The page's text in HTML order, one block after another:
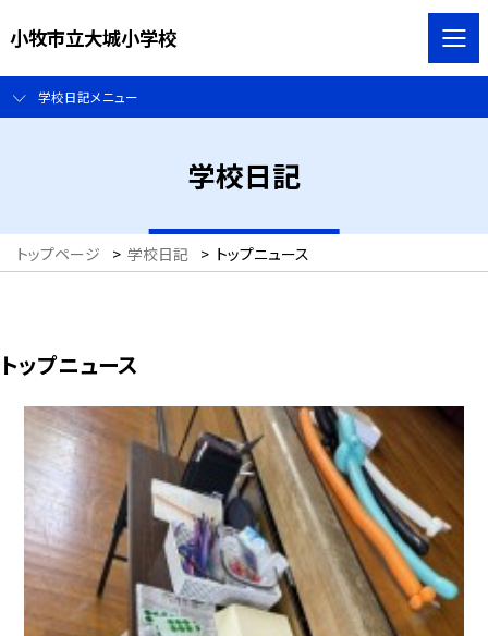
小牧市立大城小学校
学校日記メニュー
学校日記
トップページ > 学校日記 > トップニュース
トップニュース